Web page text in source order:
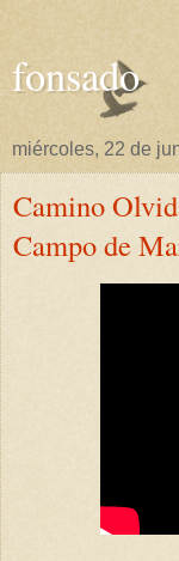
fonsado
miércoles, 22 de
Camino
Campo de